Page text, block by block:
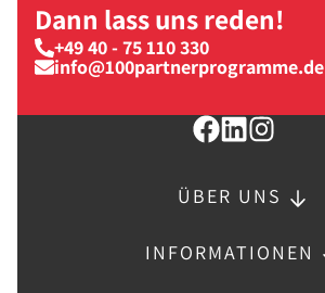
Dann lass uns reden!
+49 40 - 75 110 330
info@100partnerprogramme.de
ÜBER UNS
INFORMATIONEN